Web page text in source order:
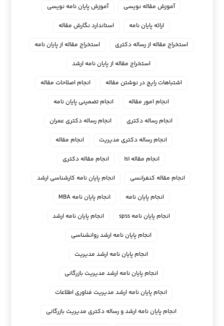
آموزش مقاله نویسی
آموزش پایان نامه نویسی
ارائه پایان نامه
استاندارد نگارش مقاله
استخراج مقاله از رساله دکتری
استخراج مقاله از پایان نامه
استخراج مقاله از پایان نامه ارشد
اشتباهات رایج در نوشتن مقاله
انجام اصلاحات مقاله
انجام امور مقاله
انجام تضمینی پایان نامه
انجام رساله دکتری
انجام رساله دکتری عمران
انجام رساله دکتری مدیریت
انجام مقاله
انجام مقاله isi
انجام مقاله دکتری
انجام مقاله کنفرانسی
انجام پايان نامه كارشناسي ارشد
انجام پایان نامه
انجام پایان نامه MBA
انجام پایان نامه spss
انجام پایان نامه ارشد
انجام پایان نامه ارشد روانشناسی
انجام پایان نامه ارشد مدیریت
انجام پایان نامه ارشد مدیریت بازرگانی
انجام پایان نامه ارشد مدیریت فناوری اطلاعات
انجام پایان نامه ارشد و رساله دکتری مدیریت بازرگانی